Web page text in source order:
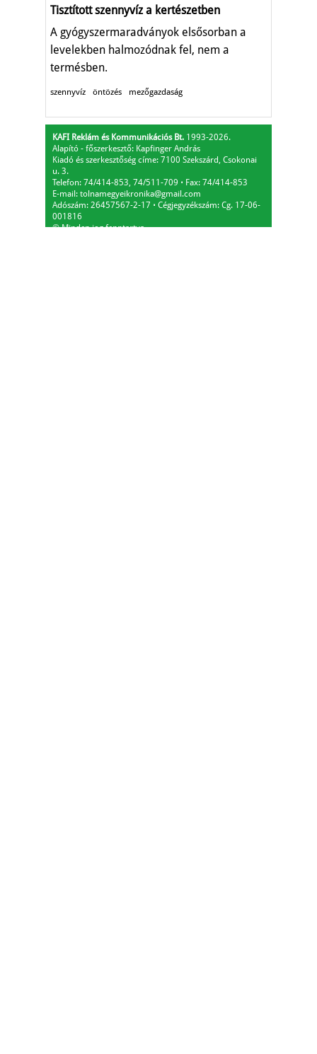
Tisztított szennyvíz a kertészetben
A gyógyszermaradványok elsősorban a
levelekben halmozódnak fel, nem a
termésben.
szennyvíz öntözés mezőgazdaság
KAFI Reklám és Kommunikációs Bt. 1993-2026.
Alapító - főszerkesztő: Kapfinger András
Kiadó és szerkesztőség címe: 7100 Szekszárd, Csokonai
u. 3.
Telefon: 74/414-853, 74/511-709 ⋅ Fax: 74/414-853
E-mail: tolnamegyeikronika@gmail.com
Adószám: 26457567-2-17 ⋅ Cégjegyzékszám: Cg. 17-06-
001816
© Minden jog fenntartva.